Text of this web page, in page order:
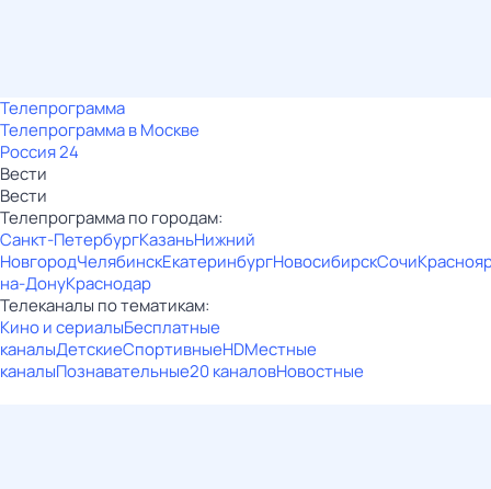
Телепрограмма
Телепрограмма в Москве
Россия 24
Вести
Вести
Телепрограмма по городам:
Санкт-ПетербургКазаньНижний
НовгородЧелябинскЕкатеринбургНовосибирскСочи
на-ДонуКраснодар
Телеканалы по тематикам:
Кино и сериалыБесплатные
каналыДетскиеСпортивныеHDМестные
каналыПознавательные20 каналовНовостные